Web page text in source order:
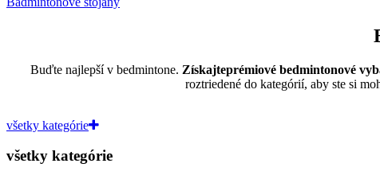
Buďte najlepší vbedmintone. Získajteprémiové bedmintonové
roztriedené do kategórií, aby ste si
všetky kategórie
všetky kategórie